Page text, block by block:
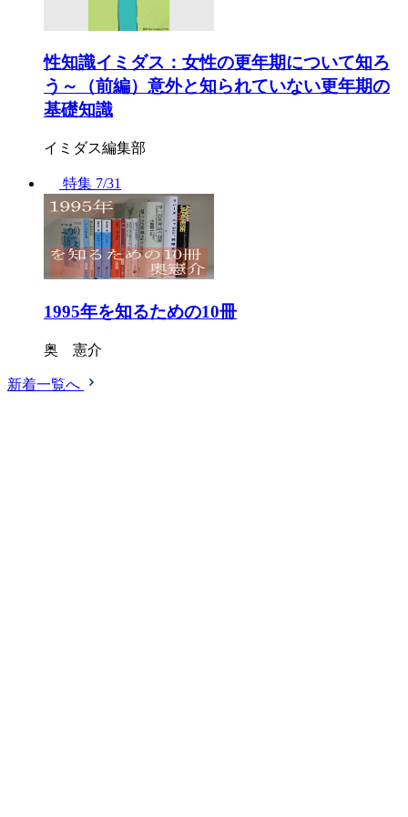
性知識イミダス：女性の更年期について知ろ
う～（前編）意外と知られていない更年期の
基礎知識
イミダス編集部
特集 7/31
1995年を知るための10冊
奥 憲介
新着一覧へ